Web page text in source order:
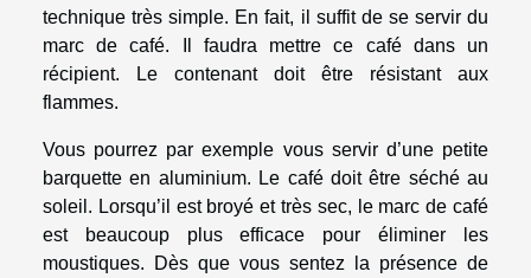
technique très simple. En fait, il suffit de se servir du
marc de café. Il faudra mettre ce café dans un
récipient. Le contenant doit être résistant aux
flammes.
Vous pourrez par exemple vous servir d’une petite
barquette en aluminium. Le café doit être séché au
soleil. Lorsqu’il est broyé et très sec, le marc de café
est beaucoup plus efficace pour éliminer les
moustiques. Dès que vous sentez la présence de